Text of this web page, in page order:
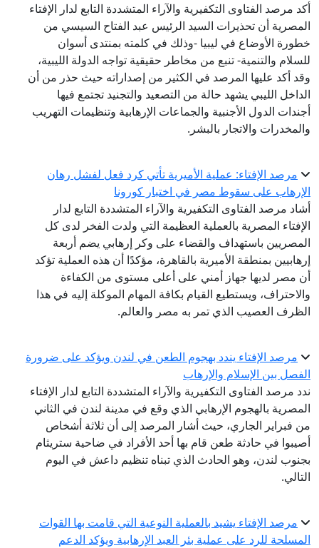
أكد مرصد الفتاوى التكفيرية والآراء المتشددة التابع لدار الإفتاء
المصرية أن تحذيرات السيد الرئيس عبد الفتاح السيسي من
خطورة الأوضاع في ليبيا -وذلك في كلمته بمنتدى أسوان
للسلام والتنمية- تنبع من مخاطر حقيقية تواجه الدولة الليبية،
وقد أكد عليها المرصد في الكثير من إصداراته حيث حذر من أن
الداخل الليبي يشهد حالة من التصعيد والتجنيد تجتمع فيها
أجندات الدول الأجنبية والجماعات الإرهابية وتنظيمات التهريب
والمخدرات والاتجار بالبشر.
مرصد الإفتاء: عملية الأميرية تأتي كرد فعل لفشل رهان
الإرهاب على سقوط مصر في اختبار كورونا
أشاد مرصد الفتاوى التكفيرية والآراء المتشددة التابع لدار
الإفتاء المصرية بالعملية العظيمة التي ولدت الفخر لدى كل
المصريين باستهداف والقضاء على وكر إرهابي يضم أربعة
إرهابيين بمنطقة الأميرية بالقاهرة، مؤكدًا أن هذه العملية تؤكد
أن مصر لديها جهاز أمني على أعلى مستوى من الكفاءة
والاحتراف، ويستطيع القيام بكافة المهام الموكلة إليه في هذا
الظرف العصيب الذي تمر به مصر والعالم.
مرصد الإفتاء يندد بهجوم الطعن في لندن ويؤكد على ضرورة
الفصل بين الإسلام والإرهاب
ندد مرصد الفتاوى التكفيرية والآراء المتشددة التابع لدار الإفتاء
المصرية بالهجوم الإرهابي الذي وقع في مدينة لندن في الثاني
من فبراير الجاري، حيث أشار المرصد إلى أن ثلاثة أشخاص
أصيبوا في حادثة طعن قام بها أحد الأفراد في ضاحية ستريثام
بجنوب لندن، وهو الحادث الذي تبناه تنظيم داعش في اليوم
التالي.
مرصد الإفتاء يشيد بالعملية النوعية التي قامت بها القوات
المسلحة للرد على عملية بئر العبد الإرهابية ويؤكد الدعم